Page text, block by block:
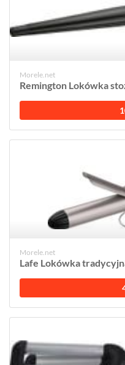
Morele.net
Remington Lokówka
Morele.net
Lafe Lokówka